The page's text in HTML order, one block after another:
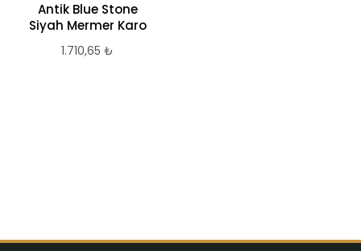
Antik Blue Stone
Siyah Mermer Karo
1.710,65 ₺